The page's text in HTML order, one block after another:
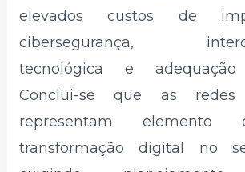
elevados custos de
cibersegurança,
tecnológica e adequação
Conclui-se que as redes
representam elemento
transformação digital no